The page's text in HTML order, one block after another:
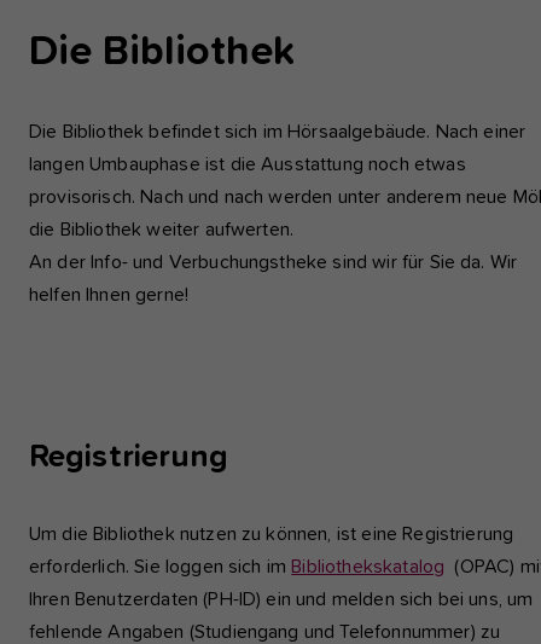
Die Bibliothek
Die Bibliothek befindet sich im Hörsaalgebäude. Nach einer
langen Umbauphase ist die Ausstattung noch etwas
provisorisch. Nach und nach werden unter anderem neue
die Bibliothek weiter aufwerten.
An der Info- und Verbuchungstheke sind wir für Sie da. Wir
helfen Ihnen gerne!
Registrierung
Um die Bibliothek nutzen zu können, ist eine Registrierung
erforderlich. Sie loggen sich im Bibliothekskatalog (OPAC)
Ihren Benutzerdaten (PH-ID) ein und melden sich bei uns, um
fehlende Angaben (Studiengang und Telefonnummer) zu